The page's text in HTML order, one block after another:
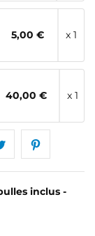
5,00 € x 1
40,00 € x 1
inclus -